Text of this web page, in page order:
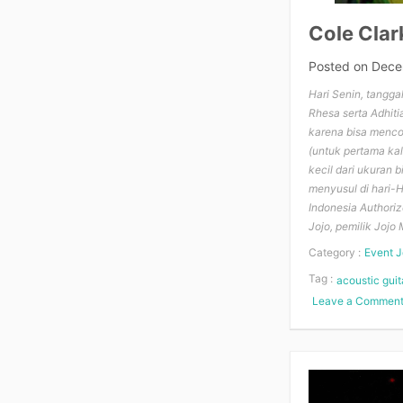
Cole
Posted on
Hari Senin,
Rhesa serta
karena bisa
(untuk pertama
kecil dari ukuran
menyusul di hari-
Indonesia
Jojo, pemilik Jojo
Category : Event
Tag : acoustic
Leave a Comment